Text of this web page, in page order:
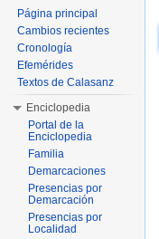
Página principal
Cambios recientes
Cronología
Efemérides
Textos de Calasanz
Enciclopedia
Portal de la
Enciclopedia
Familia
Demarcaciones
Presencias por
Demarcación
Presencias por
Localidad